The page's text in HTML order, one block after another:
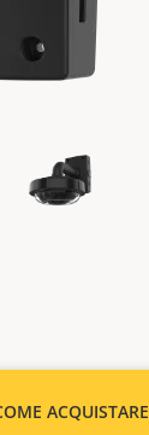
ACQUISTARE